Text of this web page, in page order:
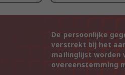
De persoonlijke
verstrekt bij het
mailinglijst worden
overeenstemming